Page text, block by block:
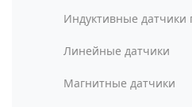
Индуктивные
Линейные датчики
Магнитные датчики